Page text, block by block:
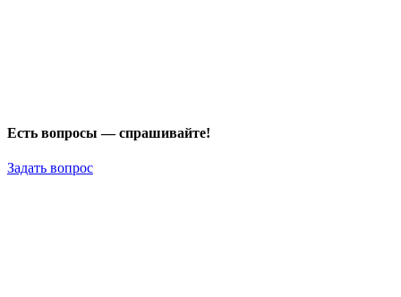
Есть вопросы — спрашивайте!
Задать вопрос